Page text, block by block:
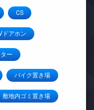
CS
ドアホン
ー
バイク置き場
敷地内ゴミ置き場